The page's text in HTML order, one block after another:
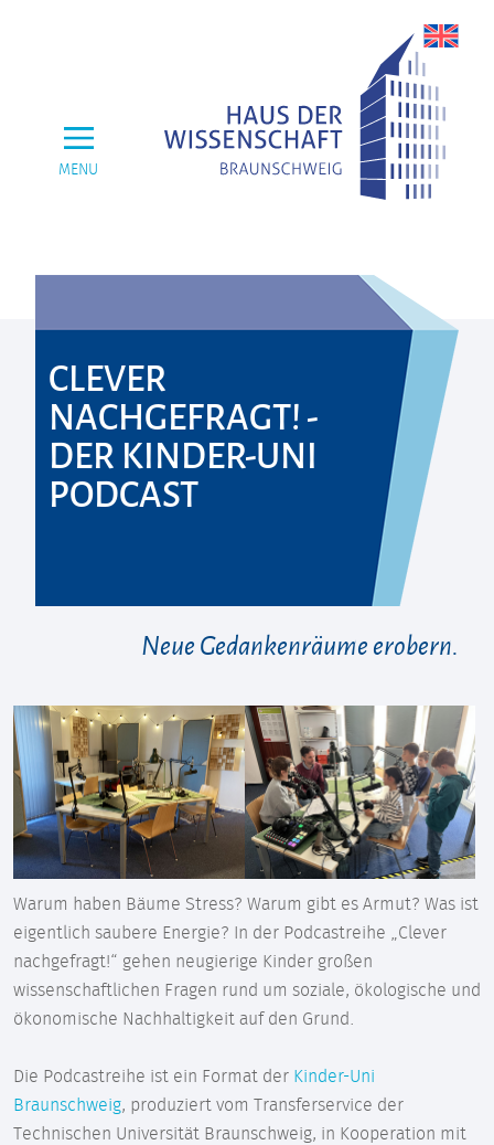
MENU
CLEVER
NACHGEFRAGT! -
DER KINDER-UNI
PODCAST
Neue Gedankenräume erobern.
Warum haben Bäume Stress? Warum gibt es Armut? Was ist
eigentlich saubere Energie? In der Podcastreihe „Clever
nachgefragt!“ gehen neugierige Kinder großen
wissenschaftlichen Fragen rund um soziale, ökologische und
ökonomische Nachhaltigkeit auf den Grund.
Die Podcastreihe ist ein Format der Kinder-Uni
Braunschweig, produziert vom Transferservice der
Technischen Universität Braunschweig, in Kooperation mit